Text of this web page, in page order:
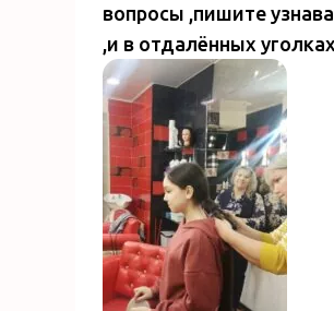
вопросы ,пишите
,и в отдалённых